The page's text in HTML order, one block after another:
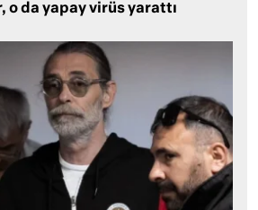
o da yapay virüs yarattı